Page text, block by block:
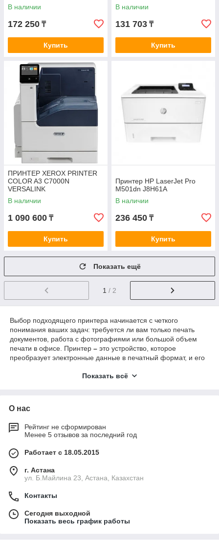
В наличии
172 250 ₸
Купить
В наличии
131 703 ₸
Купить
ПРИНТЕР XEROX PRINTER
COLOR A3 C7000N
VERSALINK
В наличии
1 090 600 ₸
Купить
Принтер HP LaserJet Pro
M501dn J8H61A
В наличии
236 450 ₸
Купить
Показать ещё
1 / 2
Выбор подходящего принтера начинается с четкого
понимания ваших задач: требуется ли вам только печать
документов, работа с фотографиями или большой объем
печати в офисе. Принтер – это устройство, которое
преобразует электронные данные в печатный формат, и его
владения и удобство использования. В интернет-магазине
Алматы и всему Казахстану.
Основные типы и технологии принтеров
На рынке доминируют два основных типа принтеров,
различающихся по технологии печати и стоимости
эксплуатации:
Лазерный принтер. Лазерный принтер использует
Лазер формирует изображение на фотобарабане,
бумагу под воздействием высокой температуры.
Показать всё
О нас
Рейтинг не сформирован
Менее 5 отзывов за последний год
Работает с 18.05.2015
г. Астана
ул. Б.Майлина 23, Астана, Казахстан
Контакты
Сегодня выходной
Показать весь график работы